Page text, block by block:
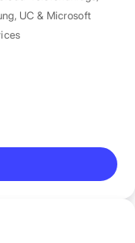
, UC & Microsoft